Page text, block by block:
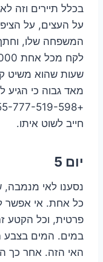
בכלל תיירים וזה
על העצים, על
המשפחה שלו,
שעות שהוא משיט
מאד גבוה כי
חייב לשוט איתו.
יום 5
כל אחת. אי אפשר
פרטית, וכל הקטע
במים. המים בצבע
האי הזה. אחר כך